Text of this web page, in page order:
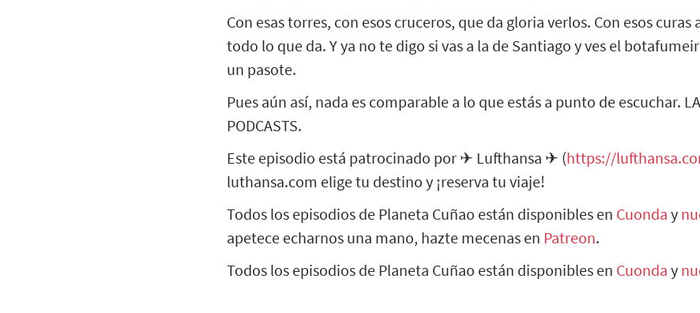
Con esas torres, con esos cruceros, que da gloria verlos. Con esos
todo lo que da. Y ya no te digo si vas a la de Santiago y ves el
un pasote.
Pues aún así, nada es comparable a lo que estás a punto de escuchar. LA
PODCASTS.
Este episodio está patrocinado por ✈ Lufthansa ✈ (https://
luthansa.com elige tu destino y ¡reserva tu viaje!
Todos los episodios de Planeta Cuñao están disponibles en Cuonda y
apetece echarnos una mano, hazte mecenas en Patreon.
Todos los episodios de Planeta Cuñao están disponibles en Cuonda y